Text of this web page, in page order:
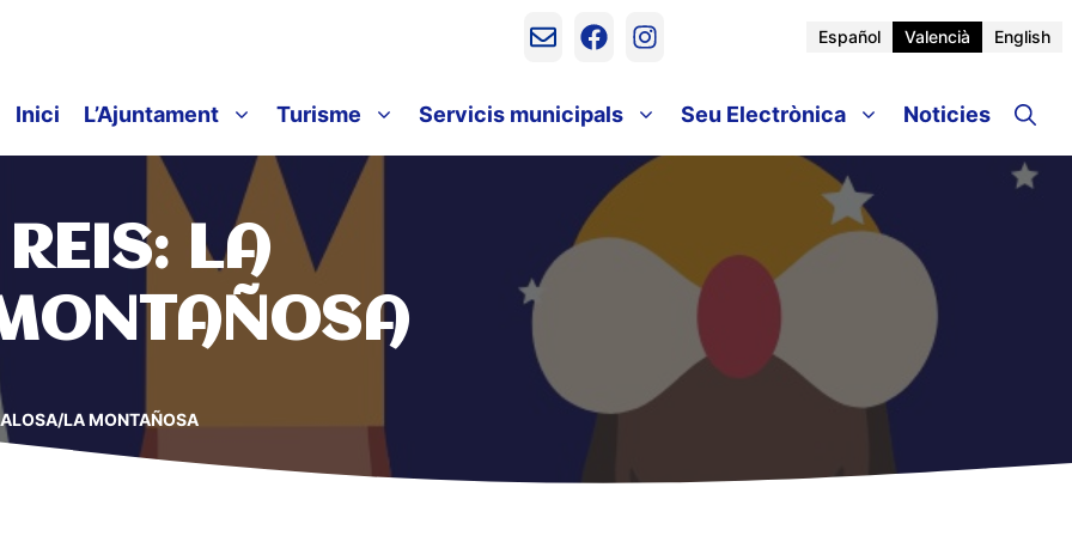
Español Valencià English
Inici L’Ajuntament Turisme Servicis municipals Seu Electrònica Noticies
LA
LA MONTAÑOSA